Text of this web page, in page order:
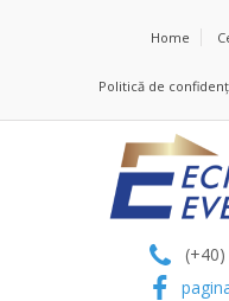
Home
Politică de
(+40)